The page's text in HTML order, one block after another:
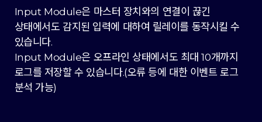
Input Module은 마스터 장치와의 연결이 끊긴
상태에서도 감지된 입력에 대하여 릴레이를 동작시킬 수
있습니다.
Input Module은 오프라인 상태에서도 최대 10개까지
로그를 저장할 수 있습니다.(오류 등에 대한 이벤트 로그
분석 가능)